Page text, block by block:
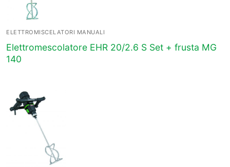
ELETTROMISCELATORI MANUALI
Elettromescolatore EHR 20/2.6 S Set + frusta MG
140